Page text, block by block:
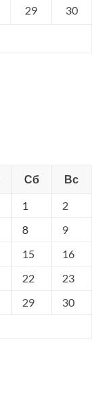
29 30
Сб
Вс
1
2
8
9
15
16
22
23
29
30